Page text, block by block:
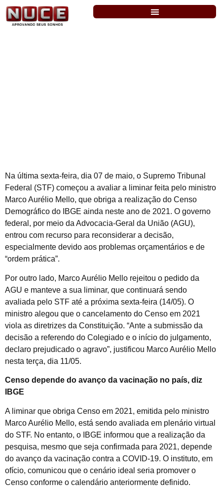
Na última sexta-feira, dia 07 de maio, o Supremo Tribunal
Federal (STF) começou a avaliar a liminar feita pelo ministro
Marco Aurélio Mello, que obriga a realização do Censo
Demográfico do IBGE ainda neste ano de 2021. O governo
federal, por meio da Advocacia-Geral da União (AGU),
entrou com recurso para reconsiderar a decisão,
especialmente devido aos problemas orçamentários e de
“ordem prática”.
Por outro lado, Marco Aurélio Mello rejeitou o pedido da
AGU e manteve a sua liminar, que continuará sendo
avaliada pelo STF até a próxima sexta-feira (14/05). O
ministro alegou que o cancelamento do Censo em 2021
viola as diretrizes da Constituição. “Ante a submissão da
decisão a referendo do Colegiado e o início do julgamento,
declaro prejudicado o agravo”, justificou Marco Aurélio Mello
nesta terça, dia 11/05.
Censo depende do avanço da vacinação no país, diz
IBGE
A liminar que obriga Censo em 2021, emitida pelo ministro
Marco Aurélio Mello, está sendo avaliada em plenário virtual
do STF. No entanto, o IBGE informou que a realização da
pesquisa, mesmo que seja confirmada para 2021, depende
do avanço da vacinação contra a COVID-19. O instituto, em
ofício, comunicou que o cenário ideal seria promover o
Censo conforme o calendário anteriormente definido.